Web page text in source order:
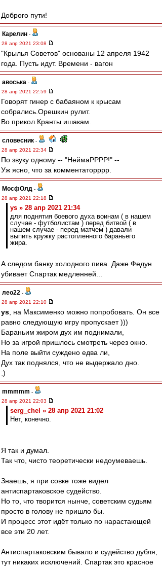
Доброго пути!
Карелин -
28 апр 2021 23:08
"Крылья Советов" основаны 12 апреля 1942
года. Пусть идут. Времени - вагон
авоська -
28 апр 2021 22:59
Говорят гинер с бабаяном к крысам
собрались.Орешкин рулит.
Во прикол.Кранты ишакам.
словесник -
28 апр 2021 22:34
По звуку одному -- "НеймаРРРР!" --
Уж ясно, что за комментаторррр.
МосфОлд -
28 апр 2021 22:18
ys » 28 апр 2021 21:34
для поднятия боевого духа воинам ( в нашем
случае - футболистам ) перед битвой ( в
нашем случае - перед матчем ) давали
выпить кружку растопленного бараньего
жира.
А следом банку холодного пива. Даже Федун
убивает Спартак медленней...
лео22 -
28 апр 2021 22:10
ys , на Максименко можно попробовать. Он все
равно следующую игру пропускает )))
Бараньим жиром дух им поднимали,
Но за игрой пришлось смотреть через окно.
На поле выйти суждено едва ли,
Дух так поднялся, что не выдержало дно.
;)
mmmmm -
28 апр 2021 22:03
serg_chel » 28 апр 2021 21:02
Нет, конечно.
Я так и думал.
Так что, чисто теоретически недоумеваешь.
Знаешь, я при совке тоже видел
антиспартаковское судейство.
Но то, что творится нынче, советским судьям
просто в голову не пришло бы.
И процесс этот идёт только по нарастающей
все эти 20 лет.
Антиспартаковским бывало и судейство дубля,
тут никаких исключений. Спартак это красное